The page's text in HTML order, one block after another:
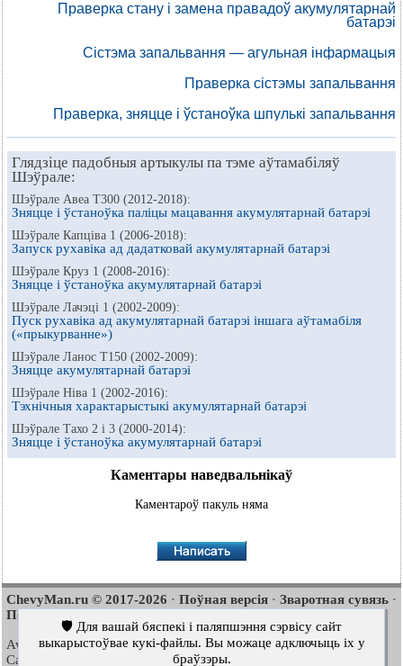
Праверка стану і замена правадоў акумулятарнай
батарэі
Сістэма запальвання — агульная інфармацыя
Праверка сістэмы запальвання
Праверка, зняцце і ўстаноўка шпулькі запальвання
Глядзіце падобныя артыкулы па тэме аўтамабіляў
Шэўрале:
Шэўрале Авеа Т300 (2012-2018):
Зняцце і ўстаноўка паліцы мацавання акумулятарнай батарэі
Шэўрале Капціва 1 (2006-2018):
Запуск рухавіка ад дадатковай акумулятарнай батарэі
Шэўрале Круз 1 (2008-2016):
Зняцце і ўстаноўка акумулятарнай батарэі
Шэўрале Лачэці 1 (2002-2009):
Пуск рухавіка ад акумулятарнай батарэі іншага аўтамабіля
(«прыкурванне»)
Шэўрале Ланос Т150 (2002-2009):
Зняцце акумулятарнай батарэі
Шэўрале Ніва 1 (2002-2016):
Тэхнічныя характарыстыкі акумулятарнай батарэі
Шэўрале Тахо 2 і 3 (2000-2014):
Зняцце і ўстаноўка акумулятарнай батарэі
Каментары наведвальнікаў
Каментароў пакуль няма
ChevyMan.ru © 2017-2026 · Поўная версія · Зваротная сувязь ·
Пошук па сайце
Aveo2003-2008·Aveo2006-2011· Aveo2012-2018·
Captiva 2008-2016·Lacetti
🛡️ Для вашай бяспекі і паляпшэння сэрвісу сайт
выкарыстоўвае кукі-файлы. Вы можаце адключыць іх у
браўзэры.